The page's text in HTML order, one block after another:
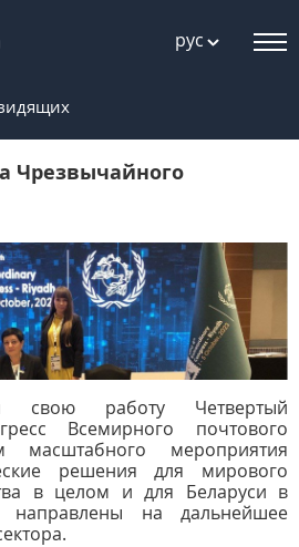
рус
Чрезвычайного
свою работу Четвертый
Всемирного почтового
мероприятия
решения для мирового
в целом и для Беларуси в
направлены на дальнейшее